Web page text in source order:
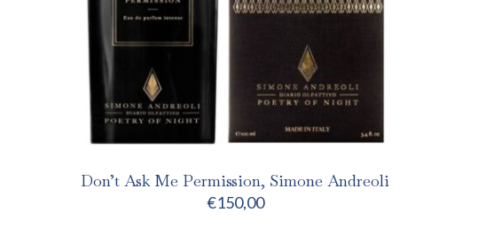
Don’t Ask Me Permission, Simone Andreoli
€150,00